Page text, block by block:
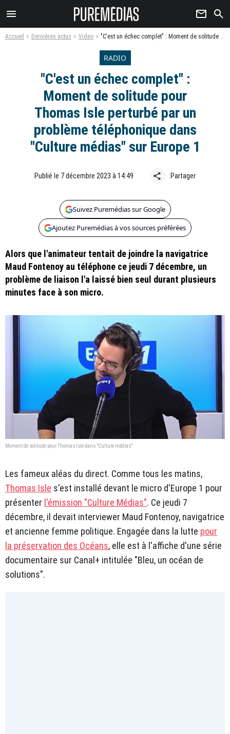
menu newsletter search
Accueil Dernières actus Video "C'est un échec complet" : Moment de solitude pour Thomas Isle perturbé par un problème téléphonique dans "Culture médias" sur Europe 1
RADIO
"C'est un échec complet" :
Moment de solitude pour
Thomas Isle perturbé par un
problème téléphonique dans
"Culture médias" sur Europe 1
Publié le 7 décembre 2023 à 14:49 share Partager
Suivez Puremédias sur Google
Ajoutez Puremédias à vos sources préférées
Alors que l'animateur tentait de joindre la navigatrice
Maud Fontenoy au téléphone ce jeudi 7 décembre, un
problème de liaison l'a laissé bien seul durant plusieurs
minutes face à son micro.
Moment de solitude pour Thomas Isle dans "Culture médias"
Les fameux aléas du direct. Comme tous les matins,
Thomas Isle s'est installé devant le micro d'Europe 1 pour
présenter l'émission "Culture Médias". Ce jeudi 7
décembre, il devait interviewer Maud Fontenoy, navigatrice
et ancienne femme politique. Engagée dans la lutte pour
la préservation des Océans, elle est à l'affiche d'une série
documentaire sur Canal+ intitulée "Bleu, un océan de
solutions".